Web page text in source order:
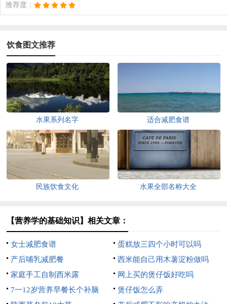
推荐度：
饮食图文推荐
水果系列名字 适合减肥食谱
民族饮食文化 水果全部名称大全
【营养学的基础知识】相关文章：
女士减肥食谱
蛋糕放三四个小时可以吗
产后哺乳减肥餐
西米能自己用木薯淀粉做吗
家庭手工自制西米露
网上买的煲仔饭好吃吗
7一12岁营养早餐长个补脑
煲仔饭怎么弄